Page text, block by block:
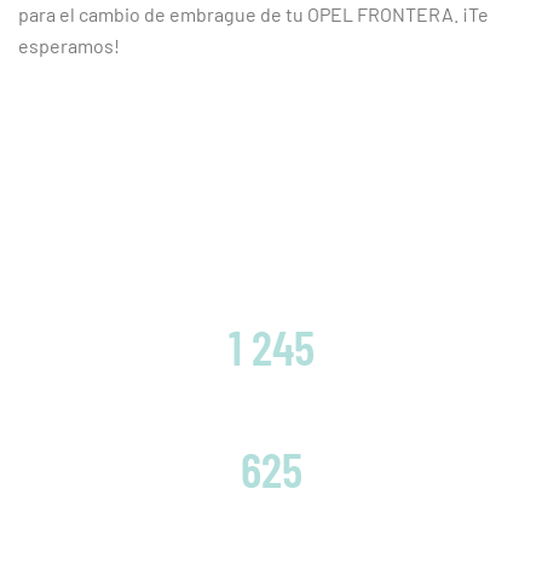
para el cambio de embrague de tu OPEL FRONTERA. ¡Te
esperamos!
1 245
625